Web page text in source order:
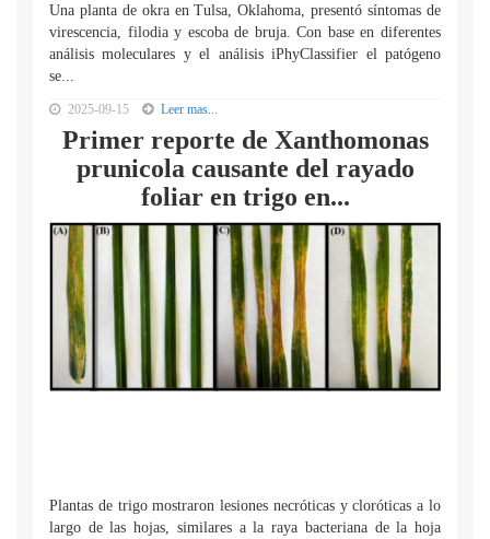
Una planta de okra en Tulsa, Oklahoma, presentó síntomas de
virescencia, filodia y escoba de bruja. Con base en diferentes
análisis moleculares y el análisis iPhyClassifier el patógeno
se...
2025-09-15 Leer mas...
Primer reporte de Xanthomonas
prunicola causante del rayado
foliar en trigo en...
Plantas de trigo mostraron lesiones necróticas y cloróticas a lo
largo de las hojas, similares a la raya bacteriana de la hoja